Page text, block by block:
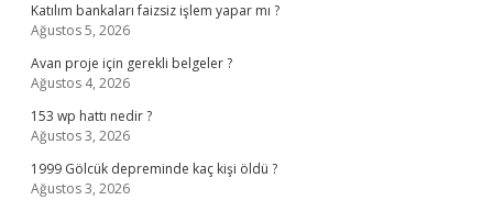
Katılım bankaları faizsiz işlem yapar mı ?
Ağustos 5, 2026
Avan proje için gerekli belgeler ?
Ağustos 4, 2026
153 wp hattı nedir ?
Ağustos 3, 2026
1999 Gölcük depreminde kaç kişi öldü ?
Ağustos 3, 2026